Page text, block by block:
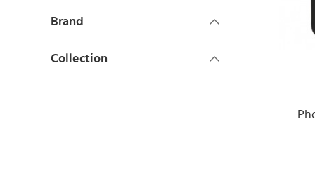
Brand
Collection